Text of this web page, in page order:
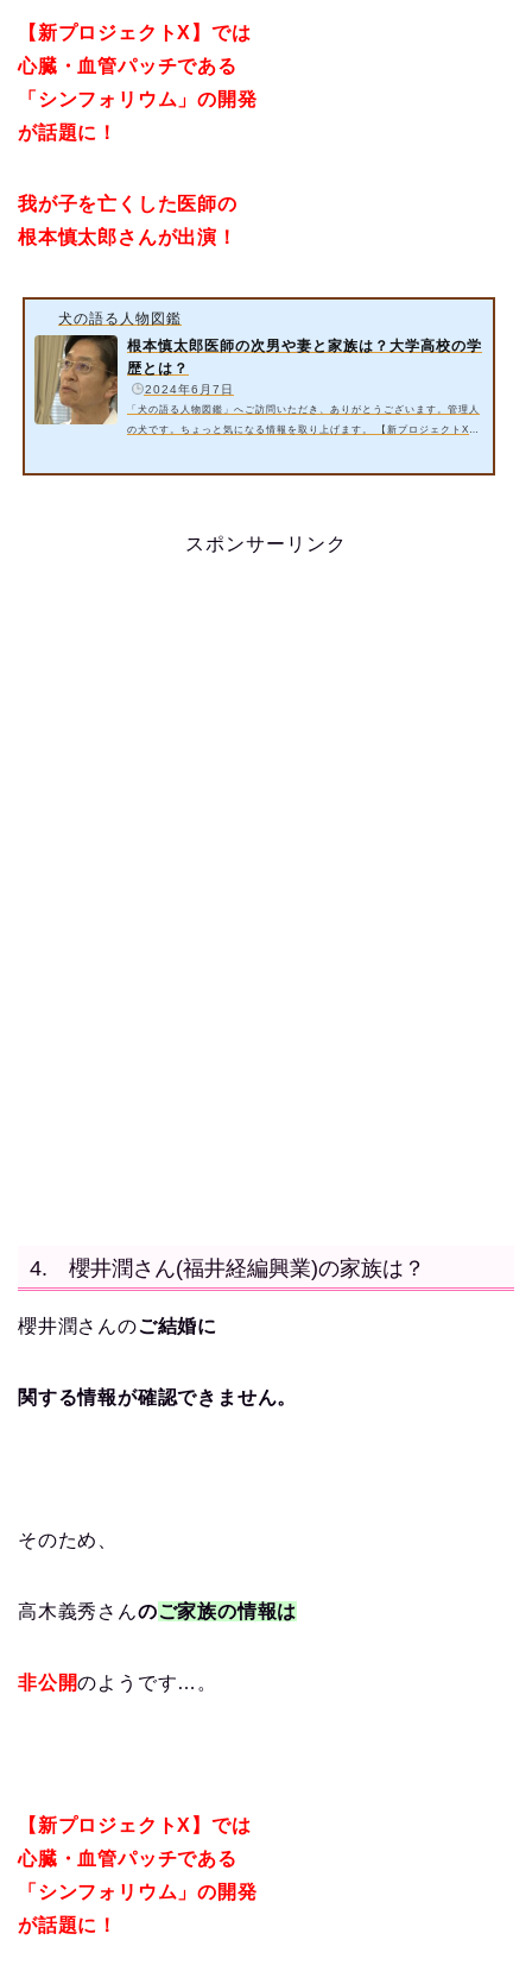
【新プロジェクトX】では
心臓・血管パッチである
「シンフォリウム」の開発
が話題に！
我が子を亡くした医師の
根本慎太郎さんが出演！
犬の語る人物図鑑
根本慎太郎医師の次男や妻と家族は？大学高校の学
歴とは？
2024年6月7日
「犬の語る人物図鑑」へご訪問いただき、ありがとうございます。管理人
の犬です。ちょっと気になる情報を取り上げます。 【新プロジェクトX】
す。スポンサー…スポンサーリンク
4. 櫻井潤さん(福井経編興業)の家族は？
櫻井潤さんのご結婚に
関する情報が確認できません。
そのため、
高木義秀さんのご家族の情報は
非公開のようです…。
【新プロジェクトX】では
心臓・血管パッチである
「シンフォリウム」の開発
が話題に！